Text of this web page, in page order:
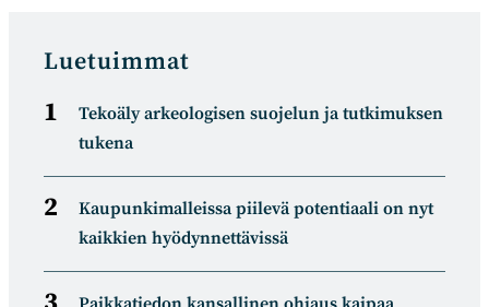
Luetuimmat
Tekoäly arkeologisen suojelun ja tutkimuksen
tukena
Kaupunkimalleissa piilevä potentiaali on nyt
kaikkien hyödynnettävissä